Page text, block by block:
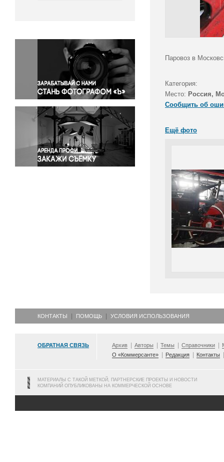
Окружающая среда
Политика
Правосудие
Происшествия и конфликты
Религия
Светская жизнь
Спорт
Экология
Экономика и бизнес
Паровоз в
Категория:
Место: Россия,
Сообщить об
Ещё фото
КОНТАКТЫ ПОМОЩЬ УСЛОВИЯ ИСПОЛЬЗОВАНИЯ
ОБРАТНАЯ СВЯЗЬ Архив Авторы Темы Справочники
О «Коммерсанте»
Редакция Контакты
МАТЕРИАЛЫ С ТАКОЙ МЕТКОЙ, ПАРТНЕРСКИЕ ПРОЕКТЫ И НОВОСТИ
КОМПАНИЙ ОПУБЛИКОВАНЫ НА КОММЕРЧЕСКОЙ ОСНОВЕ